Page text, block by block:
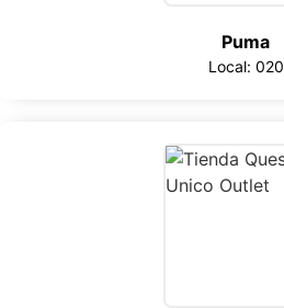
Puma
Local: 020